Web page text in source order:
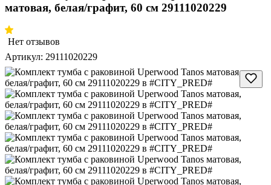
матовая, белая/графит, 60 см 29111020229
Нет отзывов
Артикул: 29111020229